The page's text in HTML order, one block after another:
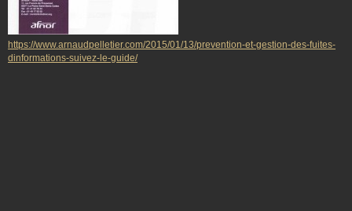
https://www.arnaudpelletier.com/2015/01/13/prevention-et-gestion-des-fuites-
dinformations-suivez-le-guide/